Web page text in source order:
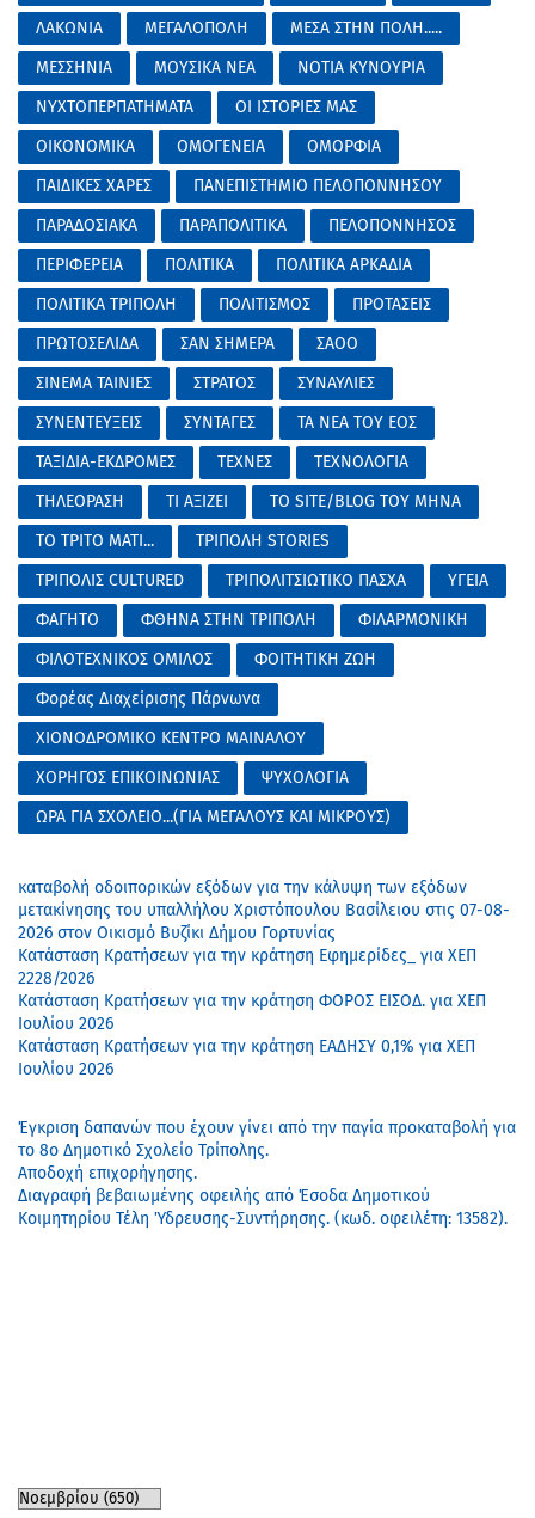
ΛΑΚΩΝΙΑ
ΜΕΓΑΛΟΠΟΛΗ
ΜΕΣΑ ΣΤΗΝ ΠΟΛΗ.....
ΜΕΣΣΗΝΙΑ
ΜΟΥΣΙΚΑ ΝΕΑ
ΝΟΤΙΑ ΚΥΝΟΥΡΙΑ
ΝΥΧΤΟΠΕΡΠΑΤΗΜΑΤΑ
ΟΙ ΙΣΤΟΡΙΕΣ ΜΑΣ
ΟΙΚΟΝΟΜΙΚΑ
ΟΜΟΓΕΝΕΙΑ
ΟΜΟΡΦΙΑ
ΠΑΙΔΙΚΕΣ ΧΑΡΕΣ
ΠΑΝΕΠΙΣΤΗΜΙΟ ΠΕΛΟΠΟΝΝΗΣΟΥ
ΠΑΡΑΔΟΣΙΑΚΑ
ΠΑΡΑΠΟΛΙΤΙΚΑ
ΠΕΛΟΠΟΝΝΗΣΟΣ
ΠΕΡΙΦΕΡΕΙΑ
ΠΟΛΙΤΙΚΑ
ΠΟΛΙΤΙΚΑ ΑΡΚΑΔΙΑ
ΠΟΛΙΤΙΚΑ ΤΡΙΠΟΛΗ
ΠΟΛΙΤΙΣΜΟΣ
ΠΡΟΤΑΣΕΙΣ
ΠΡΩΤΟΣΕΛΙΔΑ
ΣΑΝ ΣΗΜΕΡΑ
ΣΑΟΟ
ΣΙΝΕΜΑ ΤΑΙΝΙΕΣ
ΣΤΡΑΤΟΣ
ΣΥΝΑΥΛΙΕΣ
ΣΥΝΕΝΤΕΥΞΕΙΣ
ΣΥΝΤΑΓΕΣ
ΤΑ ΝΕΑ ΤΟΥ ΕΟΣ
ΤΑΞΙΔΙΑ-ΕΚΔΡΟΜΕΣ
ΤΕΧΝΕΣ
ΤΕΧΝΟΛΟΓΙΑ
ΤΗΛΕΟΡΑΣΗ
ΤΙ ΑΞΙΖΕΙ
ΤΟ SITE/BLOG ΤΟΥ ΜΗΝΑ
ΤΟ ΤΡΙΤΟ ΜΑΤΙ...
ΤΡΙΠΟΛΗ STORIES
ΤΡΙΠΟΛΙΣ CULTURED
ΤΡΙΠΟΛΙΤΣΙΩΤΙΚΟ ΠΑΣΧΑ
ΥΓΕΙΑ
ΦΑΓΗΤΟ
ΦΘΗΝΑ ΣΤΗΝ ΤΡΙΠΟΛΗ
ΦΙΛΑΡΜΟΝΙΚΗ
ΦΙΛΟΤΕΧΝΙΚΟΣ ΟΜΙΛΟΣ
ΦΟΙΤΗΤΙΚΗ ΖΩΗ
Φορέας Διαχείρισης Πάρνωνα
ΧΙΟΝΟΔΡΟΜΙΚΟ ΚΕΝΤΡΟ ΜΑΙΝΑΛΟΥ
ΧΟΡΗΓΟΣ ΕΠΙΚΟΙΝΩΝΙΑΣ
ΨΥΧΟΛΟΓΙΑ
ΩΡΑ ΓΙΑ ΣΧΟΛΕΙΟ...(ΓΙΑ ΜΕΓΑΛΟΥΣ ΚΑΙ ΜΙΚΡΟΥΣ)
καταβολή οδοιπορικών εξόδων για την κάλυψη των εξόδων
μετακίνησης του υπαλλήλου Χριστόπουλου Βασίλειου στις 07-08-
2026 στον Οικισμό Βυζίκι Δήμου Γορτυνίας
Κατάσταση Κρατήσεων για την κράτηση Εφημερίδες_ για ΧΕΠ
2228/2026
Κατάσταση Κρατήσεων για την κράτηση ΦΟΡΟΣ ΕΙΣΟΔ. για ΧΕΠ
Ιουλίου 2026
Κατάσταση Κρατήσεων για την κράτηση ΕΑΔΗΣΥ 0,1% για ΧΕΠ
Ιουλίου 2026
Έγκριση δαπανών που έχουν γίνει από την παγία προκαταβολή για
το 8ο Δημοτικό Σχολείο Τρίπολης.
Αποδοχή επιχορήγησης.
Διαγραφή βεβαιωμένης οφειλής από Έσοδα Δημοτικού
Κοιμητηρίου Τέλη Ύδρευσης-Συντήρησης. (κωδ. οφειλέτη: 13582).